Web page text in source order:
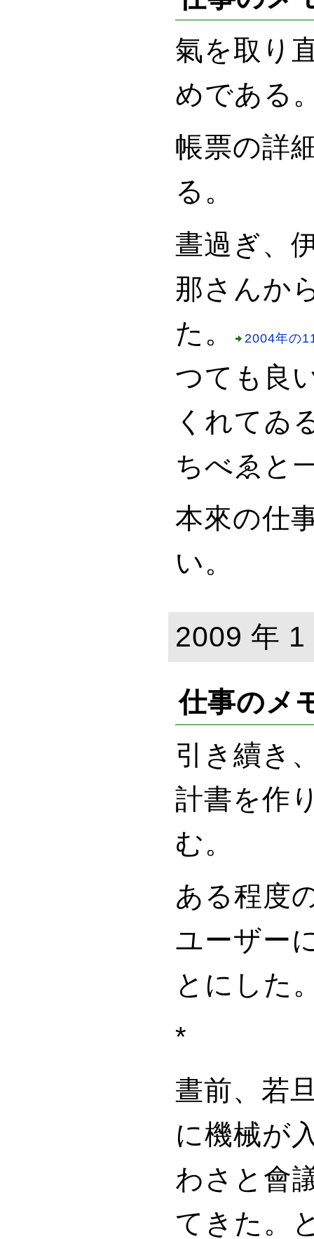
氣を取り
めである
帳票の詳
る。
晝過ぎ、
那さんか
た。
2004年の
つても良
くれてゐ
ちべゑ と
本來の仕
い。
2009 年
仕事のメ
引き續き
計書を作
む。
ある程度
ユーザー
とにした
*
晝前、若
に機械が
わさと會
てきた。